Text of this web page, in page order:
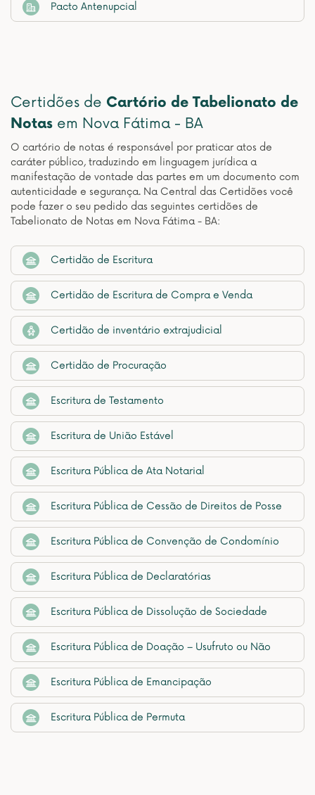
Pacto Antenupcial
Certidões de Cartório de Tabelionato de
Notas em Nova Fátima - BA
O cartório de notas é responsável por praticar atos de
caráter público, traduzindo em linguagem jurídica a
manifestação de vontade das partes em um documento com
autenticidade e segurança. Na Central das Certidões você
pode fazer o seu pedido das seguintes certidões de
Tabelionato de Notas em Nova Fátima - BA:
Certidão de Escritura
Certidão de Escritura de Compra e Venda
Certidão de inventário extrajudicial
Certidão de Procuração
Escritura de Testamento
Escritura de União Estável
Escritura Pública de Ata Notarial
Escritura Pública de Cessão de Direitos de Posse
Escritura Pública de Convenção de Condomínio
Escritura Pública de Declaratórias
Escritura Pública de Dissolução de Sociedade
Escritura Pública de Doação – Usufruto ou Não
Escritura Pública de Emancipação
Escritura Pública de Permuta